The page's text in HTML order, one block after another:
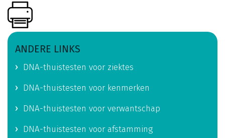
ANDERE LINKS
DNA-thuistesten voor ziektes
DNA-thuistesten voor kenmerken
DNA-thuistesten voor verwantschap
DNA-thuistesten voor afstamming